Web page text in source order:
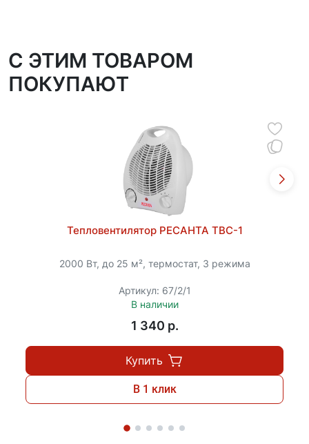
C ЭТИМ ТОВАРОМ
ПОКУПАЮТ
Тепловентилятор РЕСАНТА ТВС-1
2000 Вт, до 25 м², термостат, 3 режима
Артикул: 67/2/1
В наличии
1 340 p.
Купить
В 1 клик